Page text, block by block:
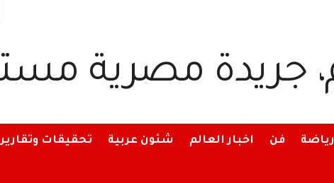
تحقيقات وتقارير شئون عربية اخبار العالم فن رياضة